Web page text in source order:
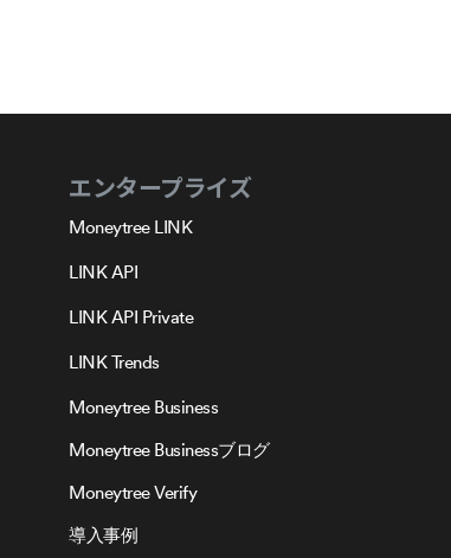
エンタープライズ
Moneytree LINK
LINK API
LINK API Private
LINK Trends
Moneytree Business
Moneytree Businessブログ
Moneytree Verify
導入事例